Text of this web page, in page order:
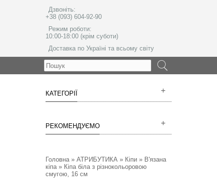
Дзвоніть:
+38 (093) 604-92-90
Режим роботи:
10:00-18:00 (крім суботи)
Доставка по Україні та всьому світу
КАТЕГОРІЇ
РЕКОМЕНДУЄМО
Головна» АТРИБУТИКА » Кіпи » В'язана
кіпа» Кіпа біла з різнокольоровою
смугою, 16 см